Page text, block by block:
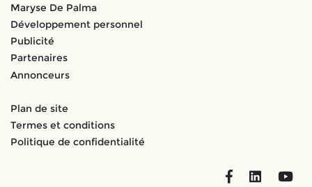
Maryse De Palma
Développement personnel
Publicité
Partenaires
Annonceurs
Plan de site
Termes et conditions
Politique de confidentialité
FacebookLinkedIn